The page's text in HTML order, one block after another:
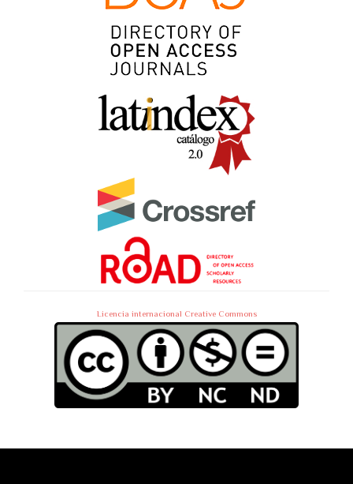
Licencia internacional Creative Commons